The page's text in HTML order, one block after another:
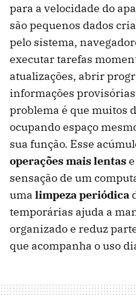
para a velocidade do
são pequenos dados
pelo sistema,
executar tarefas
atualizações, abrir
informações provisórias
problema é que muitos
ocupando espaço
sua função. Esse
operações mais lentas
sensação de um
uma limpeza periódica
temporárias ajuda a
organizado e reduz
que acompanha o uso